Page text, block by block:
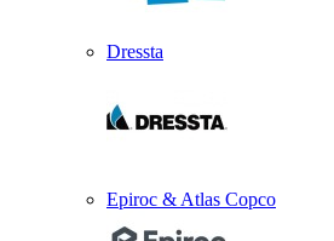
Dressta
Epiroc & Atlas Copco